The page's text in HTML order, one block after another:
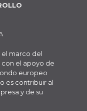
el marco del
con el apoyo de
europeo
es contribuir al
y de su